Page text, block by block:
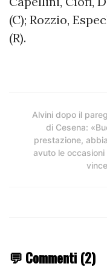
(C); Rozzio,
(R).
Alvini dopo il
di Cesena:
prestazione,
avuto le occasioni
💬 Commenti (2)